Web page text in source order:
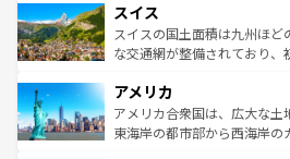
れる地方に足を運ぶとそれぞ
きるだろう。 なお、新
を参照してほしい。
は、お酒好きな人にはぜひ体験してほ
ドイツ情報はコンテンツ一覧
リアごとに異なる魅力がある
ティー、ビール好きにはた
戦など、本場だからこそでき
ンツ一覧を参照してほしい。
スイス
スイスの国土面積は九州ほ
な交通網が整備されており、
の建物がそのまま残る町や、
博物館もあり、アルプス観光
ことができる。国民の所得が
アメリカ
アメリカ合衆国は、広大な土
東海岸の都市部から西海岸の